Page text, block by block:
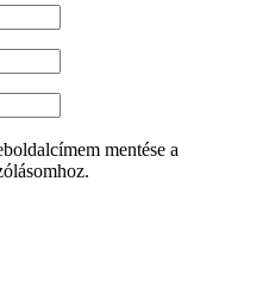
mentése a